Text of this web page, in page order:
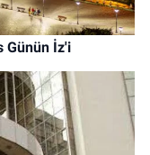
Günün İz'i